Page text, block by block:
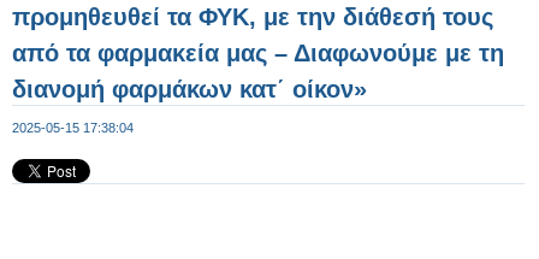
προμηθευθεί τα ΦΥΚ, με την διάθεσή τους
από τα φαρμακεία μας – Διαφωνούμε με τη
διανομή φαρμάκων κατ΄ οίκον»
2025-05-15 17:38:04